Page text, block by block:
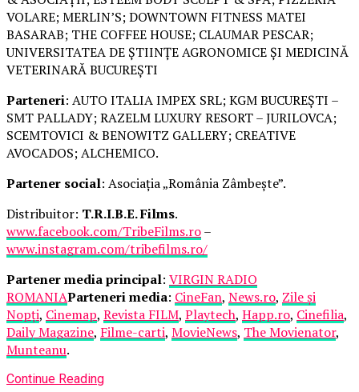
VOLARE; MERLIN’S; DOWNTOWN FITNESS MATEI
BASARAB; THE COFFEE HOUSE; CLAUMAR PESCAR;
UNIVERSITATEA DE ȘTIINȚE AGRONOMICE ȘI MEDICINĂ
VETERINARĂ BUCUREȘTI
Parteneri: AUTO ITALIA IMPEX SRL; KGM BUCUREȘTI –
SMT PALLADY; RAZELM LUXURY RESORT – JURILOVCA;
SCEMTOVICI & BENOWITZ GALLERY; CREATIVE
AVOCADOS; ALCHEMICO.
Partener social: Asociația „România Zâmbește”.
Distribuitor: T.R.I.B.E. Films.
www.facebook.com/TribeFilms.ro–
www.instagram.com/tribefilms.ro/
Partener media principal: VIRGIN RADIO
ROMANIAParteneri media: CineFan, News.ro, Zile și
Nopți, Cinemap, Revista FILM, Playtech, Happ.ro, Cinefilia,
Daily Magazine, Filme-carti, MovieNews, The Movienator,
Munteanu.
Continue Reading